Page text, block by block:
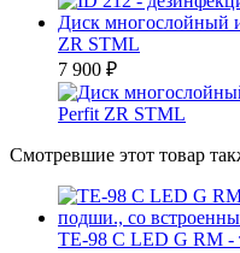
Диск многослойный
ZR STML
7 900 ₽
Смотревшие этот товар
TE-98 C LED G RM -